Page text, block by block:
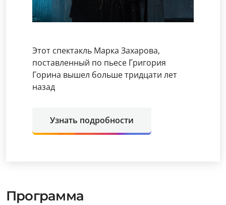
Этот спектакль Марка Захарова,
поставленный по пьесе Григория
Горина вышел больше тридцати лет
назад
Узнать подробности
Программа